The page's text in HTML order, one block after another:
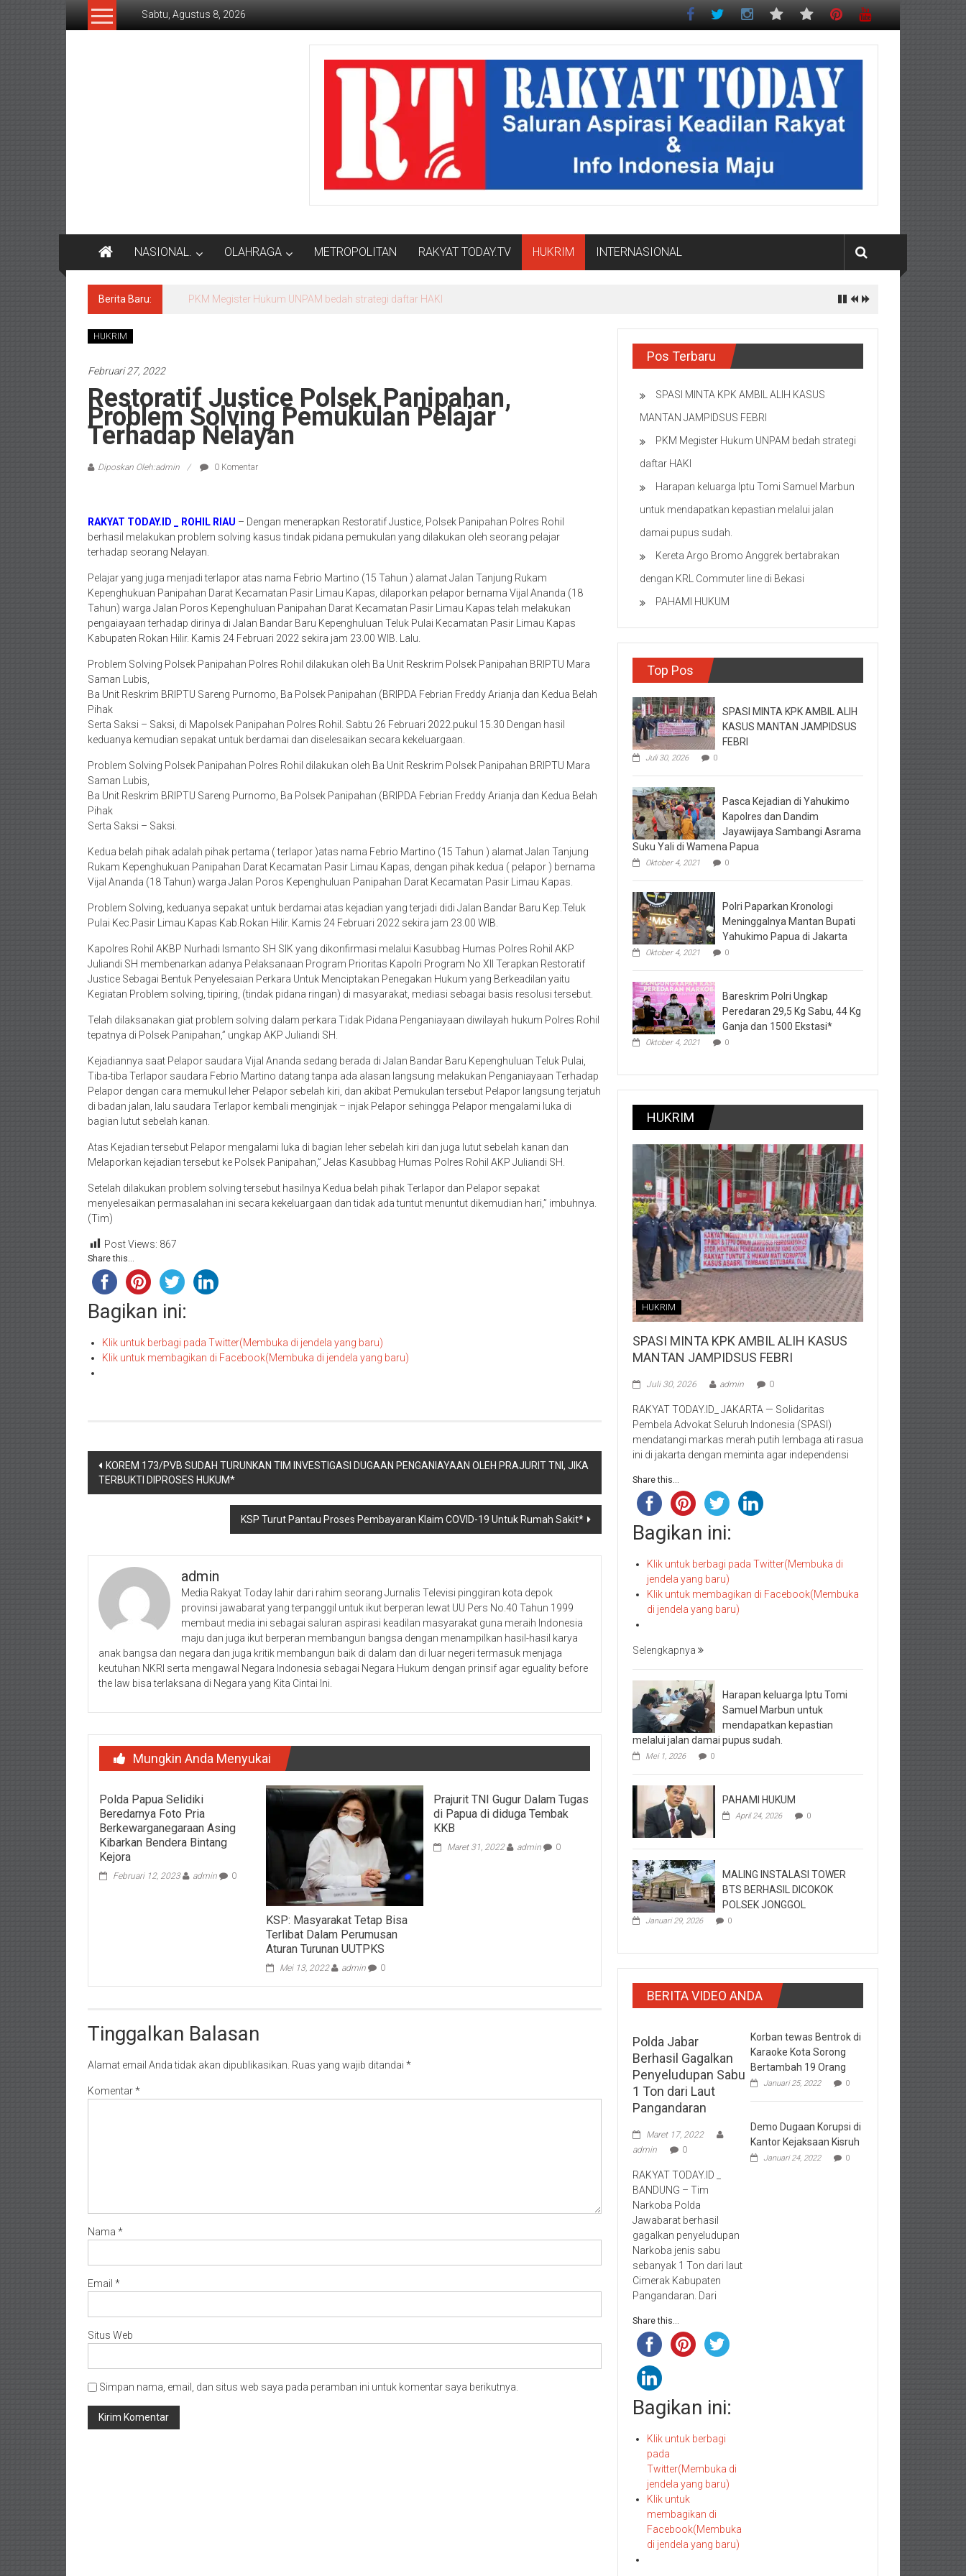
Lompat
Sabtu, Agustus 8, 2026
NASIONAL. OLAHRAGA METROPOLITAN RAKYAT TODAY.TV HUKRIM INTERNASIONAL
Berita Baru: PKM Megister Hukum UNPAM bedah strategi daftar HAKI
HUKRIM
Februari 27, 2022
Restoratif Justice Polsek Panipahan,
Problem Solving Pemukulan Pelajar
Terhadap Nelayan
Diposkan Oleh:admin 0 Komentar
RAKYAT TODAY.ID _ ROHIL RIAU – Dengan menerapkan Restoratif Justice, Polsek Panipahan Polres Rohil
berhasil melakukan problem solving kasus tindak pidana pemukulan yang dilakukan oleh seorang pelajar
terhadap seorang Nelayan.
Pelajar yang juga menjadi terlapor atas nama Febrio Martino (15 Tahun ) alamat Jalan Tanjung Rukam
Kepenghukuan Panipahan Darat Kecamatan Pasir Limau Kapas, dilaporkan pelapor bernama Vijal Ananda (18
Tahun) warga Jalan Poros Kepenghuluan Panipahan Darat Kecamatan Pasir Limau Kapas telah melakukan
pengaiayaan terhadap dirinya di Jalan Bandar Baru Kepenghuluan Teluk Pulai Kecamatan Pasir Limau Kapas
Kabupaten Rokan Hilir. Kamis 24 Februari 2022 sekira jam 23.00 WIB. Lalu.
Problem Solving Polsek Panipahan Polres Rohil dilakukan oleh Ba Unit Reskrim Polsek Panipahan BRIPTU Mara
Saman Lubis,
Ba Unit Reskrim BRIPTU Sareng Purnomo, Ba Polsek Panipahan (BRIPDA Febrian Freddy Arianja dan Kedua Belah
Pihak
Serta Saksi – Saksi, di Mapolsek Panipahan Polres Rohil. Sabtu 26 Februari 2022.pukul 15.30 Dengan hasil
keduanya kemudian sepakat untuk berdamai dan diselesaikan secara kekeluargaan.
Problem Solving Polsek Panipahan Polres Rohil dilakukan oleh Ba Unit Reskrim Polsek Panipahan BRIPTU Mara
Saman Lubis,
Ba Unit Reskrim BRIPTU Sareng Purnomo, Ba Polsek Panipahan (BRIPDA Febrian Freddy Arianja dan Kedua Belah
Pihak
Serta Saksi – Saksi.
Kedua belah pihak adalah pihak pertama ( terlapor )atas nama Febrio Martino (15 Tahun ) alamat Jalan Tanjung
Rukam Kepenghukuan Panipahan Darat Kecamatan Pasir Limau Kapas, dengan pihak kedua ( pelapor ) bernama
Vijal Ananda (18 Tahun) warga Jalan Poros Kepenghuluan Panipahan Darat Kecamatan Pasir Limau Kapas.
Problem Solving, keduanya sepakat untuk berdamai atas kejadian yang terjadi didi Jalan Bandar Baru Kep.Teluk
Pulai Kec.Pasir Limau Kapas Kab.Rokan Hilir. Kamis 24 Februari 2022 sekira jam 23.00 WIB.
Kapolres Rohil AKBP Nurhadi Ismanto SH SIK yang dikonfirmasi melalui Kasubbag Humas Polres Rohil AKP
Juliandi SH membenarkan adanya Pelaksanaan Program Prioritas Kapolri Program No XII Terapkan Restoratif
Justice Sebagai Bentuk Penyelesaian Perkara Untuk Menciptakan Penegakan Hukum yang Berkeadilan yaitu
Kegiatan Problem solving, tipiring, (tindak pidana ringan) di masyarakat, mediasi sebagai basis resolusi tersebut.
Telah dilaksanakan giat problem solving dalam perkara Tidak Pidana Penganiayaan diwilayah hukum Polres Rohil
tepatnya di Polsek Panipahan,” ungkap AKP Juliandi SH.
Kejadiannya saat Pelapor saudara Vijal Ananda sedang berada di Jalan Bandar Baru Kepenghuluan Teluk Pulai,
Tiba-tiba Terlapor saudara Febrio Martino datang tanpa ada alasan langsung melakukan Penganiayaan Terhadap
Pelapor dengan cara memukul leher Pelapor sebelah kiri, dan akibat Pemukulan tersebut Pelapor langsung terjatuh
di badan jalan, lalu saudara Terlapor kembali menginjak – injak Pelapor sehingga Pelapor mengalami luka di
bagian lutut sebelah kanan.
Atas Kejadian tersebut Pelapor mengalami luka di bagian leher sebelah kiri dan juga lutut sebelah kanan dan
Melaporkan kejadian tersebut ke Polsek Panipahan,” Jelas Kasubbag Humas Polres Rohil AKP Juliandi SH.
Setelah dilakukan problem solving tersebut hasilnya Kedua belah pihak Terlapor dan Pelapor sepakat
menyelesaikan permasalahan ini secara kekeluargaan dan tidak ada tuntut menuntut dikemudian hari,” imbuhnya.
(Tim)
Post Views: 867
Share this...
Bagikan ini:
Klik untuk berbagi pada Twitter(Membuka di jendela yang baru)
Klik untuk membagikan di Facebook(Membuka di jendela yang baru)
Navigasi
pos
KOREM 173/PVB SUDAH TURUNKAN TIM INVESTIGASI DUGAAN PENGANIAYAAN OLEH PRAJURIT TNI, JIKA
TERBUKTI DIPROSES HUKUM*
KSP Turut Pantau Proses Pembayaran Klaim COVID-19 Untuk Rumah Sakit*
admin
Media Rakyat Today lahir dari rahim seorang Jurnalis Televisi pinggiran kota depok
provinsi jawabarat yang terpanggil untuk ikut berperan lewat UU Pers No.40 Tahun 1999
membaut media ini sebagai saluran aspirasi keadilan masyarakat guna meraih Indonesia
maju dan juga ikut berperan membangun bangsa dengan menampilkan hasil-hasil karya
anak bangsa dan negara dan juga kritik membangun baik di dalam dan di luar negeri termasuk menjaga
keutuhan NKRI serta mengawal Negara Indonesia sebagai Negara Hukum dengan prinsif agar eguality before
the law bisa terlaksana di Negara yang Kita Cintai Ini.
Mungkin Anda Menyukai
Polda Papua Selidiki
Beredarnya Foto Pria
Berkewarganegaraan Asing
Kibarkan Bendera Bintang
Kejora
Februari 12, 2023 admin 0
KSP: Masyarakat Tetap Bisa
Terlibat Dalam Perumusan
Aturan Turunan UUTPKS
Mei 13, 2022 admin 0
Prajurit TNI Gugur Dalam Tugas
di Papua di diduga Tembak
KKB
Maret 31, 2022 admin 0
Tinggalkan Balasan
Alamat email Anda tidak akan dipublikasikan. Ruas yang wajib ditandai *
Komentar*
Nama *
Email *
Situs Web
Simpan nama, email, dan situs web saya pada peramban ini untuk komentar saya berikutnya.
Pos Terbaru
SPASI MINTA KPK AMBIL ALIH KASUS
MANTAN JAMPIDSUS FEBRI
PKM Megister Hukum UNPAM bedah strategi
daftar HAKI
Harapan keluarga Iptu Tomi Samuel Marbun
untuk mendapatkan kepastian melalui jalan
damai pupus sudah.
Kereta Argo Bromo Anggrek bertabrakan
dengan KRL Commuter line di Bekasi
PAHAMI HUKUM
Top Pos
SPASI MINTA KPK AMBIL ALIH
KASUS MANTAN JAMPIDSUS
FEBRI
Juli 30, 2026 0
Pasca Kejadian di Yahukimo
Kapolres dan Dandim
Jayawijaya Sambangi Asrama
Suku Yali di Wamena Papua
Oktober 4, 2021 0
Polri Paparkan Kronologi
Meninggalnya Mantan Bupati
Yahukimo Papua di Jakarta
Oktober 4, 2021 0
Bareskrim Polri Ungkap
Peredaran 29,5 Kg Sabu, 44 Kg
Ganja dan 1500 Ekstasi*
Oktober 4, 2021 0
HUKRIM
HUKRIM
SPASI MINTA KPK AMBIL ALIH KASUS
MANTAN JAMPIDSUS FEBRI
Juli 30, 2026 admin 0
RAKYAT TODAY.ID_ JAKARTA — Solidaritas
Pembela Advokat Seluruh Indonesia (SPASI)
mendatangi markas merah putih lembaga ati rasua
ini di jakarta dengan meminta agar independensi
Share this...
Bagikan ini:
Klik untuk berbagi pada Twitter(Membuka di
jendela yang baru)
Klik untuk membagikan di Facebook(Membuka
di jendela yang baru)
Selengkapnya
Harapan keluarga Iptu Tomi
Samuel Marbun untuk
mendapatkan kepastian
melalui jalan damai pupus sudah.
Mei 1, 2026 0
PAHAMI HUKUM
April 24, 2026 0
MALING INSTALASI TOWER
BTS BERHASIL DICOKOK
POLSEK JONGGOL
Januari 29, 2026 0
BERITA VIDEO ANDA
Polda Jabar
Berhasil Gagalkan
Penyeludupan Sabu
1 Ton dari Laut
Pangandaran
Maret 17, 2022
admin
0
RAKYAT TODAY.ID _
BANDUNG – Tim
Narkoba Polda
Jawabarat berhasil
gagalkan penyeludupan
Narkoba jenis sabu
sebanyak 1 Ton dari laut
Cimerak Kabupaten
Pangandaran. Dari
Share this...
Bagikan ini:
Klik untuk berbagi
pada
Twitter(Membuka di
jendela yang baru)
Klik untuk
membagikan di
Facebook(Membuka
di jendela yang baru)
Korban tewas Bentrok di
Karaoke Kota Sorong
Bertambah 19 Orang
Januari 25, 2022 0
Demo Dugaan Korupsi di
Kantor Kejaksaan Kisruh
Januari 24, 2022 0